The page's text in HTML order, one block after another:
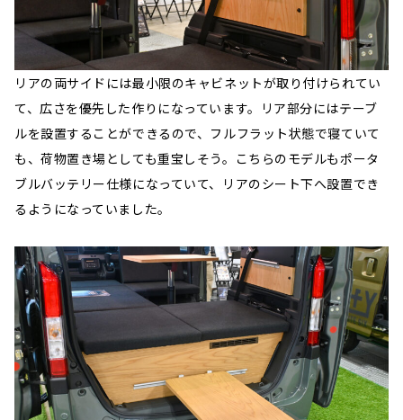
リアの両サイドには最小限のキャビネットが取り付けられてい
て、広さを優先した作りになっています。リア部分にはテーブ
ルを設置することができるので、フルフラット状態で寝ていて
も、荷物置き場としても重宝しそう。こちらのモデルもポータ
ブルバッテリー仕様になっていて、リアのシート下へ設置でき
るようになっていました。